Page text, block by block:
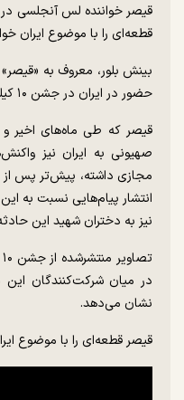
قیصر خواننده لس آنجلسی
قطعه‌ای را با موضوع ایران
بینش بلور، معروف به «قیصر»
حضور در ایران در جشن ۱۰ کیلومتری غدیر شرکت کرد.
قیصر که طی ماه‌های اخیر و
صهیونی به ایران نیز
مجازی داشته، پیش‌تر پس از
انتشار پیام‌هایی نسبت به
نیز به دختران شهید این
در میان شرکت‌کنندگان
نشان می‌دهد.
قیصر قطعه‌ای را با موضوع